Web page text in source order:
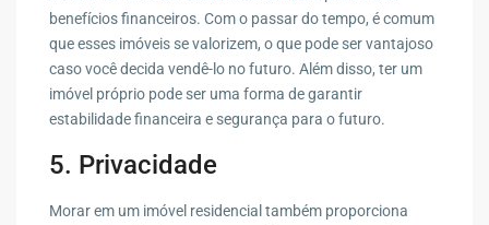
benefícios financeiros. Com o passar do tempo, é comum
que esses imóveis se valorizem, o que pode ser vantajoso
caso você decida vendê-lo no futuro. Além disso, ter um
imóvel próprio pode ser uma forma de garantir
estabilidade financeira e segurança para o futuro.
5. Privacidade
Morar em um imóvel residencial também proporciona